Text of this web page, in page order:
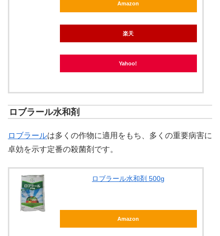
Amazon
楽天
Yahoo!
ロブラール水和剤
ロブラールは多くの作物に適用をもち、多くの重要病害に
卓効を示す定番の殺菌剤です。
ロブラール水和剤 500g
Amazon